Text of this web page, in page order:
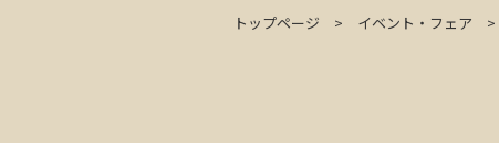
トップページ イベント・フェア